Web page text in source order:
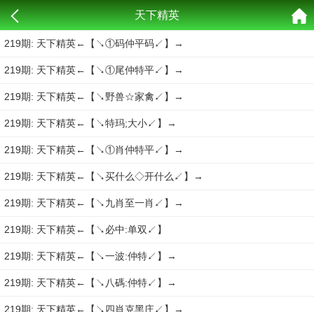
天下精英
219期: 天下精英←【↘①码仲平码↙】→
219期: 天下精英←【↘①尾仲特平↙】→
219期: 天下精英←【↘野兽☆家禽↙】→
219期: 天下精英←【↘特玛;大小↙】→
219期: 天下精英←【↘①肖仲特平↙】→
219期: 天下精英←【↘买什么◇开什么↙】→
219期: 天下精英←【↘九肖至一肖↙】→
219期: 天下精英←【↘必中:单双↙】
219期: 天下精英←【↘一波:仲特↙】→
219期: 天下精英←【↘八碼:仲特↙】→
219期: 天下精英←【↘四肖克黑庄↙】→